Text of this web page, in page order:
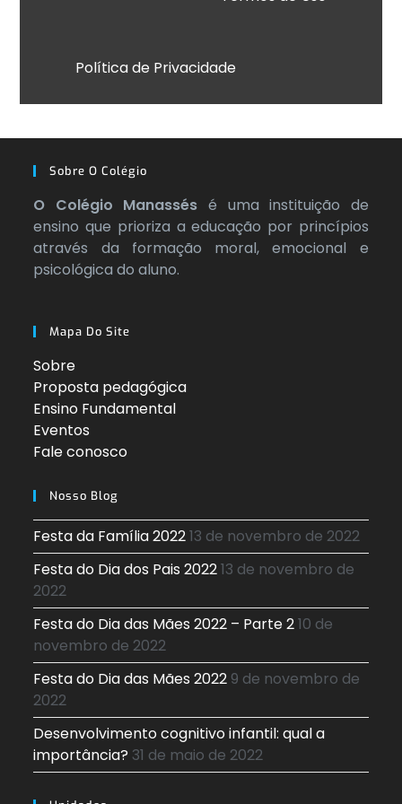
Política de Privacidade
Sobre O Colégio
O Colégio Manassés é uma instituição de
ensino que prioriza a educação por princípios
através da formação moral, emocional e
psicológica do aluno.
Mapa Do Site
Sobre
Proposta pedagógica
Ensino Fundamental
Eventos
Fale conosco
Nosso Blog
Festa da Família 202213 de novembro de 2022
Festa do Dia dos Pais 202213 de novembro de
2022
Festa do Dia das Mães 2022 – Parte 210 de
novembro de 2022
Festa do Dia das Mães 2022 9 de novembro de
2022
Desenvolvimento cognitivo infantil: qual a
importância? 31 de maio de 2022